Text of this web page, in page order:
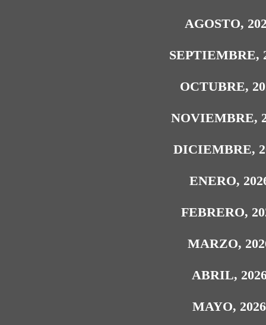
AGOSTO,
SEPTIEMBRE,
OCTUBRE,
NOVIEMBRE,
DICIEMBRE,
ENERO,
FEBRERO,
MARZO,
ABRIL,
MAYO, 2026